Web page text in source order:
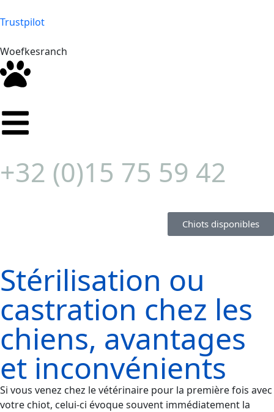
Trustpilot
Woefkesranch
+32 (0)15 75 59 42
Chiots disponibles
Stérilisation ou
castration chez les
chiens, avantages
et inconvénients
Si vous venez chez le vétérinaire pour la première fois avec
votre chiot, celui-ci évoque souvent immédiatement la